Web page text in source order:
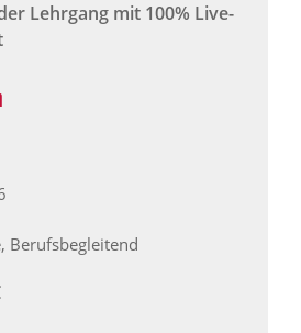
Lehrgang mit 100% Live-
, Berufsbegleitend